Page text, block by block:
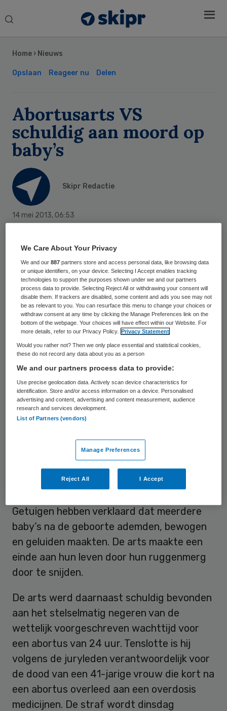
Search
Home › Nieuws
Opslaan Reageer nu Delen
Abortusarts VS
schuldig aan moord op
baby’s
Skipr Redactie
14 mei 2013, 06:53
Een Amerikaanse abortusarts is maandag
schuldig bevonden aan de moord op drie
baby’s. De 72-jarige man riskeert de
doodstraf door de beslissing van de
rechtbankjury in Philadelphia.
De jury achtte bewezen dat de arts in 21
gevallen een abortus uitvoerde bij vrouwen
die langer dan 24 weken zwanger waren.
Net als in Nederland is dat in de
Amerikaanse staat Pennsylvania verboden.
De zaak draaide vooral om de vraag of in
zulke gevallen sprake is van een illegale
abortus of van moord.
Leven
Getuigen hebben verklaard dat meerdere
baby’s na de geboorte ademden, bewogen
en geluiden maakten. De arts maakte een
einde aan hun leven door hun ruggenmerg
door te snijden.
De arts werd daarnaast schuldig bevonden
aan het stelselmatig negeren van de
wettelijk voorgeschreven wachttijd voor
een abortus van 24 uur. Tenslotte is hij
volgens de juryleden verantwoordelijk voor
de dood van een 41-jarige vrouw die kort na
een abortus overleed aan een overdosis
medicijnen. De straf wordt dinsdag
Sidebar
We Care About Your Privacy
We and our887 partners store and access personal data, like browsing data
or unique identifiers, on your device. Selecting I Accept enables tracking
technologies to support the purposes shown under we and our partners
process data to provide. Selecting Reject All or withdrawing your consent will
disable them. If trackers are disabled, some content and ads you see may not
be as relevant to you. You can resurface this menu to change your choices or
withdraw consent at any time by clicking the Manage Preferences link on the
bottom of the webpage. Your choices will have effect within our Website. For
more details, refer to our Privacy Policy.
Privacy Statement
Would you rather not? Then we only place essential and statistical cookies,
these do not record any data about you as a person
We and our partners process data to provide:
Use precise geolocation data. Actively scan device characteristics for
identification. Store and/or access information on a device. Personalised
advertising and content, advertising and content measurement, audience
research and services development.
List of Partners (vendors)
Manage Preferences
Reject All I Accept